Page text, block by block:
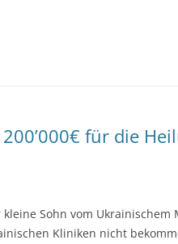
für die
kleine Sohn vom
Kliniken nicht